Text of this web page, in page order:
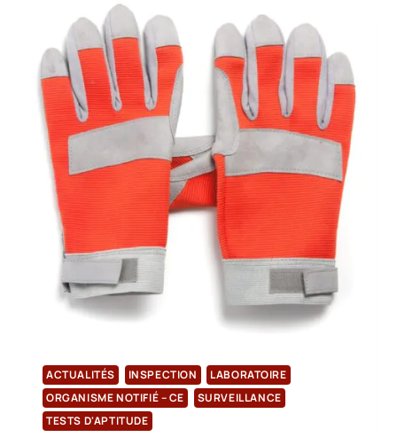
:
LES
CANDIDATURES
AUX
TESTS
DE
BIOCHARGE
LES
NORMES
11737-
ONT
ACTUALITÉS INSPECTION
LABORATOIRE
ORGANISME NOTIFIÉ – CE
SURVEILLANCE
TESTS D'APTITUDE